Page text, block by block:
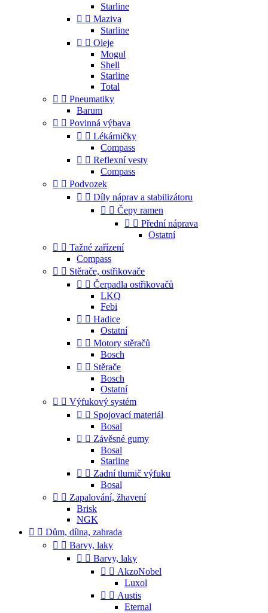
Starline
  Maziva
Starline
  Oleje
Mogul
Shell
Starline
Total
  Pneumatiky
Barum
  Povinná výbava
  Lékárničky
Compass
  Reflexní vesty
Compass
  Podvozek
  Díly náprav a stabilizátoru
  Čepy ramen
  Přední náprava
Ostatní
  Tažné zařízení
Compass
  Stěrače, ostřikovače
  Čerpadla ostřikovačů
LKQ
Febi
  Hadice
Ostatní
  Motory stěračů
Bosch
  Stěrače
Bosch
Ostatní
  Výfukový systém
  Spojovací materiál
Bosal
  Závěsné gumy
Bosal
Starline
  Zadní tlumič výfuku
Bosal
  Zapalování, žhavení
Brisk
NGK
  Dům, dílna, zahrada
  Barvy, laky
  Barvy, laky
  AkzoNobel
Luxol
  Austis
Eternal